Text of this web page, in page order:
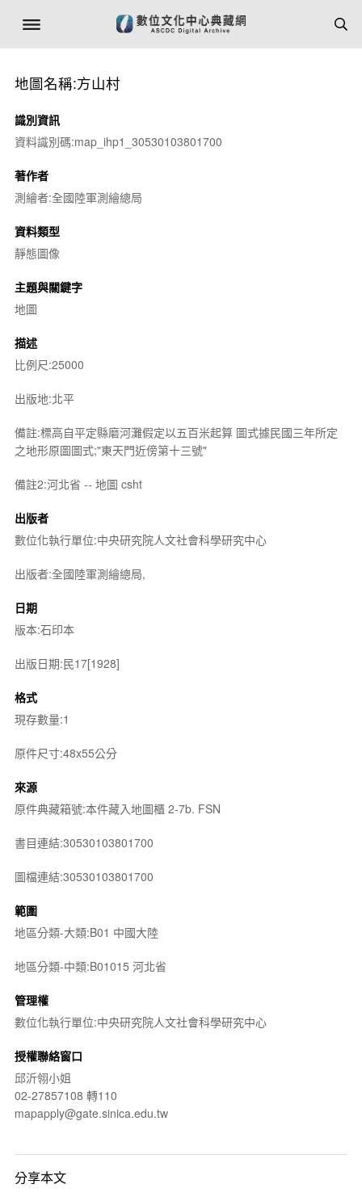
地圖名稱:方山村
識別資訊
資料識別碼:map_ihp1_30530103801700
著作者
測繪者:全國陸軍測繪總局
資料類型
靜態圖像
主題與關鍵字
地圖
描述
比例尺:25000
出版地:北平
備註:標高自平定縣磨河灘假定以五百米起算 圖式據民國三年所定
之地形原圖圖式;"東天門近傍第十三號"
備註2:河北省 -- 地圖 csht
出版者
數位化執行單位:中央研究院人文社會科學研究中心
出版者:全國陸軍測繪總局,
日期
版本:石印本
出版日期:民17[1928]
格式
現存數量:1
原件尺寸:48x55公分
來源
原件典藏箱號:本件藏入地圖櫃 2-7b. FSN
書目連結:30530103801700
圖檔連結:30530103801700
範圍
地區分類-大類:B01 中國大陸
地區分類-中類:B01015 河北省
管理權
數位化執行單位:中央研究院人文社會科學研究中心
授權聯絡窗口
邱沂翎小姐
02-27857108 轉110
mapapply@gate.sinica.edu.tw
分享本文